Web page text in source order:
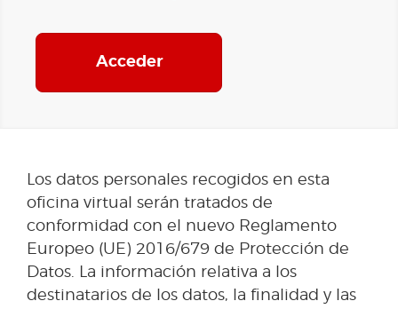
Acceder
Los datos personales recogidos en esta
oficina virtual serán tratados de
conformidad con el nuevo Reglamento
Europeo (UE) 2016/679 de Protección de
Datos. La información relativa a los
destinatarios de los datos, la finalidad y las